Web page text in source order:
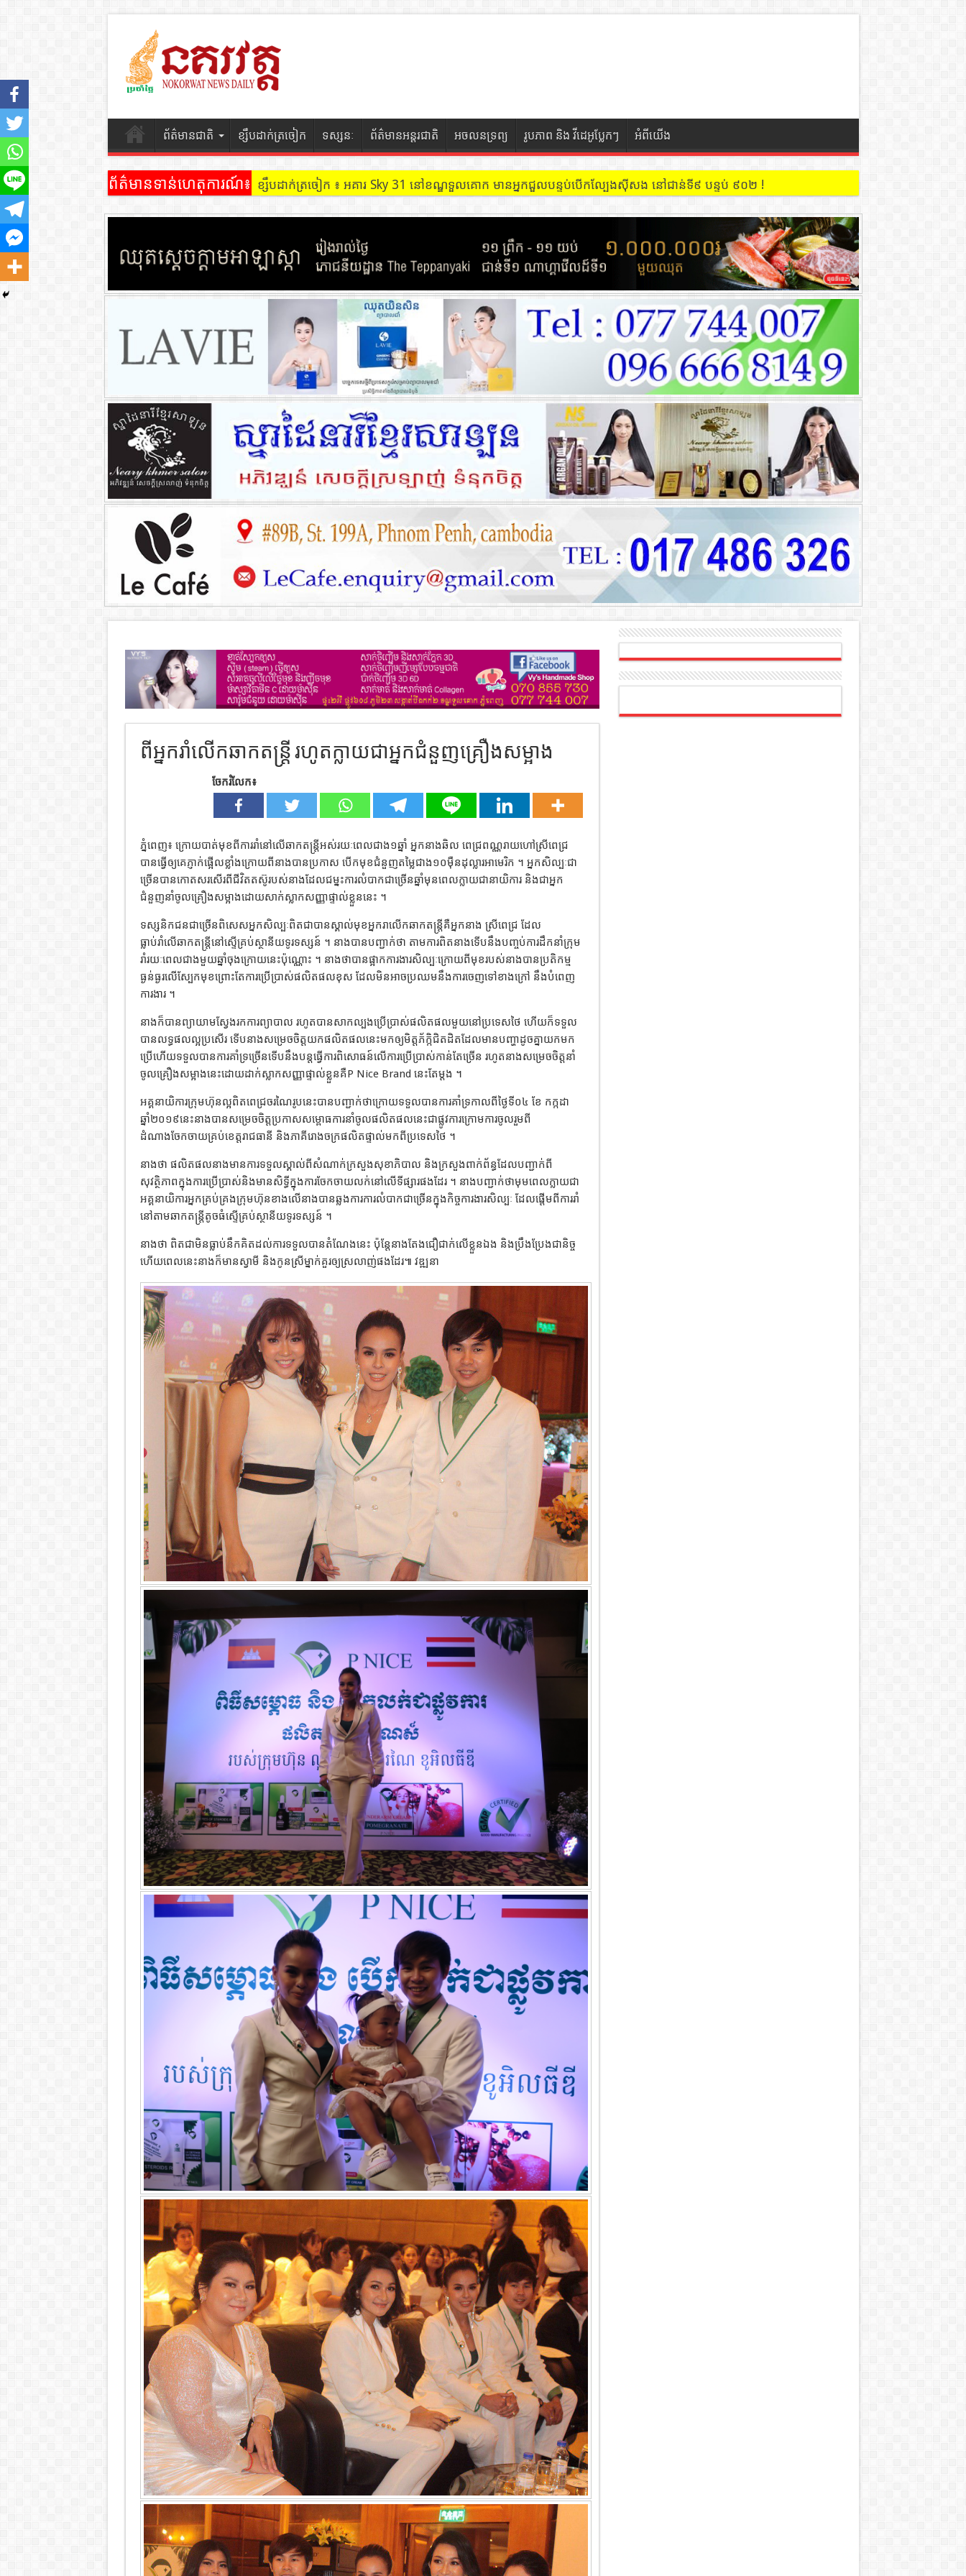
ព័ត៌មានជាតិ ខ្សឹបដាក់ត្រចៀក ទស្សនៈ ព័ត៌មានអន្តរជាតិ អចលនទ្រព្យ រូបភាព និង វីដេអូប្លែកៗ អំពីយើង
ព័ត៌មានទាន់ហេតុការណ៍៖ ខ្សឹបដាក់ត្រចៀក ៖ អគារ Sky 31 នៅខណ្ឌទួលគោក មានអ្នកជួលបន្ទប់បើកល្បែងសុីសង នៅជាន់ទី៩ បន្ទប់ ៩០២ !
ខ្សឹបដាក់ត្រចៀក ៖ ដល់ករ ! ឈ្មួញដឹកឈើ១យប់ ជាង១០០ម៉ែត្រគូប ទៅជាង២០០ម៉ែត្រ ពីខេត្តរតនគិរី ឆ្លងទៅវៀតណាមតាមច្រករបៀង ភុឡំ ស្រុកអូរយ៉ាដាវ
ពីអ្នករាំលើកឆាកតន្ត្រី រហូតក្លាយជាអ្នកជំនួញគ្រឿងសម្អាង
ចែករំលែក៖
ភ្នំពេញ៖ ក្រោយបាត់មុខពីការរាំនៅលើឆាកតន្ត្រីអស់រយៈពេលជាង១ឆ្នាំ អ្នកនាងឆិល ពេជ្រពណ្ណរាយហៅស្រីពេជ្រ
បានធ្វើឲ្យគេភ្ញាក់ផ្អើលខ្លាំងក្រោយពីនាងបានប្រកាស បើកមុខជំនួញតម្លៃជាង១០ម៉ឺនដុល្លារអាមេរិក ។ អ្នកសិល្បៈជា
ច្រើនបានកោតសរសើរពីជីវិតតស៊ូរបស់នាងដែលជម្នះការលំបាកជាច្រើនឆ្នាំមុនពេលក្លាយជានាយិការ និងជាអ្នក
ជំនួញនាំចូលគ្រឿងសម្អាងដោយសាក់ស្លាកសញ្ញាផ្ទាល់ខ្លួននេះ ។
ទស្សនិកជនជាច្រើនពិសេសអ្នកសិល្បៈពិតជាបានស្គាល់មុខអ្នករាលើកឆាកតន្ត្រីគឺអ្នកនាង ស្រីពេជ្រ ដែល
ធ្លាប់រាំលើឆាកតន្ត្រីនៅស្ទើគ្រប់ស្ថានីយទូរទស្សន៍ ។ នាងបានបញ្ជាក់ថា តាមការពិតនាងទើបនឹងបញ្ចប់ការដឹកនាំក្រុម
រាំរយៈពេលជាងមួយឆ្នាំចុងក្រោយនេះប៉ុណ្ណោះ ។ នាងថាបានផ្អាកការងារសិល្បៈក្រោយពីមុខរបស់នាងបានប្រតិកម្ម
ធ្ងន់ធ្ងរលើស្បែកមុខព្រោះតែការប្រើប្រាស់ផលិតផលខុស ដែលមិនអាចប្រឈមនឹងការចេញទៅខាងក្រៅ នឹងបំពេញ
ការងារ ។
នាងក៏បានព្យាយាមស្វែងរកការព្យាបាល រហូតបានសាកល្បងប្រើប្រាស់ផលិតផលមួយនៅប្រទេសថៃ ហើយក៏ទទួល
បានលទ្ធផលល្អប្រសើរ ទើបនាងសម្រេចចិត្តយកផលិតផលនេះមកឲ្យមិត្តភ័ក្កិជិតដិតដែលមានបញ្ហាដូចគ្នាយកមក
ប្រើហើយទទួលបានការគាំទ្រច្រើនទើបនឹងបន្តធ្វើការពិសោធន៍លើការប្រើប្រាស់កាន់តែច្រើន រហូតនាងសម្រេចចិត្តនាំ
ចូលគ្រឿងសម្អាងនេះដោយដាក់ស្លាកសញ្ញាផ្ទាល់ខ្លួនគឺP Nice Brand នេះតែម្តង ។
អគ្គនាយិការក្រុមហ៊ុនល្អពិតពេជ្រចរណៃរូបនេះបានបញ្ជាក់ថាក្រោយទទួលបានការគាំទ្រកាលពីថ្ងៃទី០៤ ខែ កក្កដា
ឆ្នាំ២០១៩នេះនាងបានសម្រេចចិត្តប្រកាសសម្ពោធការនាំចូលផលិតផលនេះជាផ្លូវការក្រោមការចូលរួមពី
ដំណាងចែកចាយគ្រប់ខេត្តរាជធានី និងភាគីរោងចក្រផលិតផ្ទាល់មកពីប្រទេសថៃ ។
នាងថា ផលិតផលនាងមានការទទួលស្គាល់ពីសំណាក់ក្រសួងសុខាភិបាល និងក្រសួងពាក់ព័ន្ធដែលបញ្ជាក់ពី
សុវត្ថិភាពក្នុងការប្រើប្រាស់និងមានសិទ្ធីក្នុងការចែកចាយលក់នៅលើទីផ្សារផងដែរ ។ នាងបញ្ជាក់ថាមុមពេលក្លាយជា
អគ្គនាយិការអ្នកគ្រប់គ្រងក្រុមហ៊ុនខាងលើនាងបានឆ្លងការការលំបាកជាច្រើនក្នុងកិច្ចការងារសិល្បៈ ដែលផ្តើមពីការរាំ
នៅតាមឆាកតន្ត្រីតូចធំស្ទើគ្រប់ស្ថានីយទូរទស្សន៍ ។
នាងថា ពិតជាមិនធ្លាប់នឹកគិតដល់ការទទួលបានតំណែងនេះ ប៉ុន្តែនាងតែងជឿជាក់លើខ្លួនឯង និងប្រឹងប្រែងជានិច្ច
ហើយពេលនេះនាងក៏មានស្វាមី និងកូនស្រីម្នាក់គួរឲ្យស្រលាញ់ផងដែរ៕ វឌ្ឍនា